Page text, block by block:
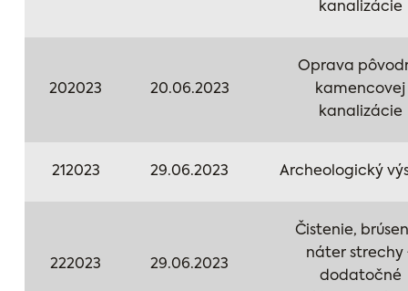
kanalizácie
202023 20.06.2023
Oprava
kamencovej
kanalizácie
212023 29.06.2023 Archeologický
222023 29.06.2023
Čistenie,
náter strechy
dodatočné